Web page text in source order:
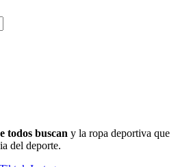
todos buscan y la ropa deportiva que
del deporte.